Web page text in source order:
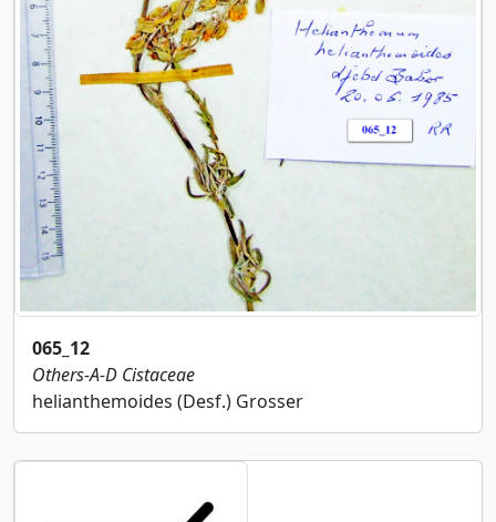
065_12
Others-A-D Cistaceae
helianthemoides (Desf.) Grosser